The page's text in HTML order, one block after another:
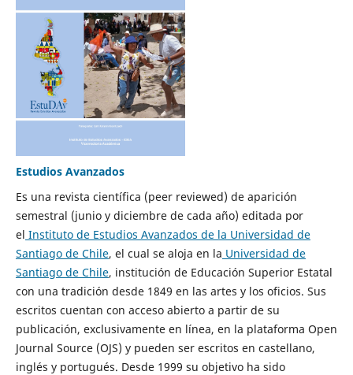
Estudios Avanzados
Es una revista científica (peer reviewed) de aparición
semestral (junio y diciembre de cada año) editada por
el Instituto de Estudios Avanzados de la Universidad de
Santiago de Chile, el cual se aloja en la Universidad de
Santiago de Chile, institución de Educación Superior Estatal
con una tradición desde 1849 en las artes y los oficios. Sus
escritos cuentan con acceso abierto a partir de su
publicación, exclusivamente en línea, en la plataforma Open
Journal Source (OJS) y pueden ser escritos en castellano,
inglés y portugués. Desde 1999 su objetivo ha sido